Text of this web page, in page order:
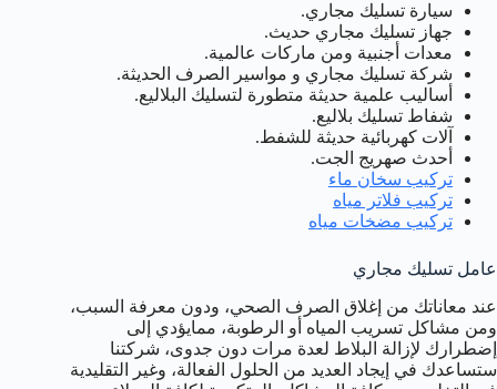
سيارة تسليك مجاري.
جهاز تسليك مجاري حديث.
معدات أجنبية ومن ماركات عالمية.
شركة تسليك مجاري و مواسير الصرف الحديثة.
أساليب علمية حديثة متطورة لتسليك البلاليع.
شفاط تسليك بلاليع.
آلات كهربائية حديثة للشفط.
أحدث صهريج الجت.
تركيب سخان ماء
تركيب فلاتر مياه
تركيب مضخات مياه
عامل تسليك مجاري
عند معاناتك من إغلاق الصرف الصحي، ودون معرفة السبب،
ومن مشاكل تسريب المياه أو الرطوبة، ممايؤدي إلى
إضطرارك لإزالة البلاط لعدة مرات دون جدوى، شركتنا
ستساعدك في إيجاد العديد من الحلول الفعالة، وغير التقليدية